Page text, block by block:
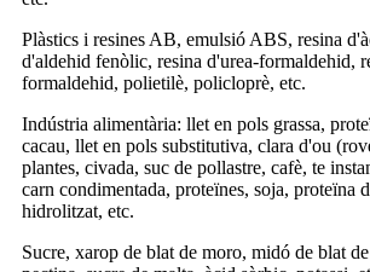
Plàstics i resines AB, emulsió ABS, resina
d'aldehid fenòlic, resina d'urea-formaldehid,
formaldehid, polietilè, policloprè, etc.
Indústria alimentària: llet en pols grassa,
cacau, llet en pols substitutiva, clara d'ou
plantes, civada, suc de pollastre, cafè, te
carn condimentada, proteïnes, soja, proteïna
hidrolitzat, etc.
Sucre, xarop de blat de moro, midó de blat